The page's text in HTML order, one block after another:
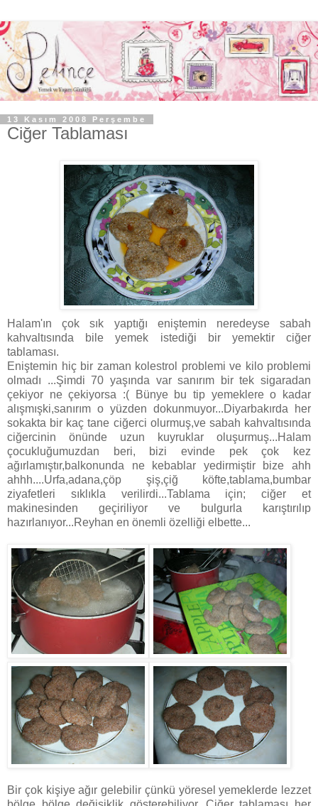
13 Kasım 2008 Perşembe
Ciğer Tablaması
Halam'ın çok sık yaptığı eniştemin neredeyse sabah
kahvaltısında bile yemek istediği bir yemektir ciğer
tablaması.
Eniştemin hiç bir zaman kolestrol problemi ve kilo problemi
olmadı ...Şimdi 70 yaşında var sanırım bir tek sigaradan
çekiyor ne çekiyorsa :( Bünye bu tip yemeklere o kadar
alışmışki,sanırım o yüzden dokunmuyor...Diyarbakırda her
sokakta bir kaç tane ciğerci olurmuş,ve sabah kahvaltısında
ciğercinin önünde uzun kuyruklar oluşurmuş...Halam
çocukluğumuzdan beri, bizi evinde pek çok kez
ağırlamıştır,balkonunda ne kebablar yedirmiştir bize ahh
ahhh....Urfa,adana,çöp şiş,çiğ köfte,tablama,bumbar
ziyafetleri sıklıkla verilirdi...Tablama için; ciğer et
makinesinden geçiriliyor ve bulgurla karıştırılıp
hazırlanıyor...Reyhan en önemli özelliği elbette...
Bir çok kişiye ağır gelebilir çünkü yöresel yemeklerde lezzet